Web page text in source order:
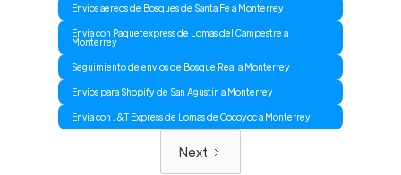
Envios aereos de Bosques de Santa Fe a Monterrey
Envia con Paquetexpress de Lomas del Campestre a
Monterrey
Seguimiento de envíos de Bosque Real a Monterrey
Envios para Shopify de San Agustín a Monterrey
Envia con J&T Express de Lomas de Cocoyoc a Monterrey
Next